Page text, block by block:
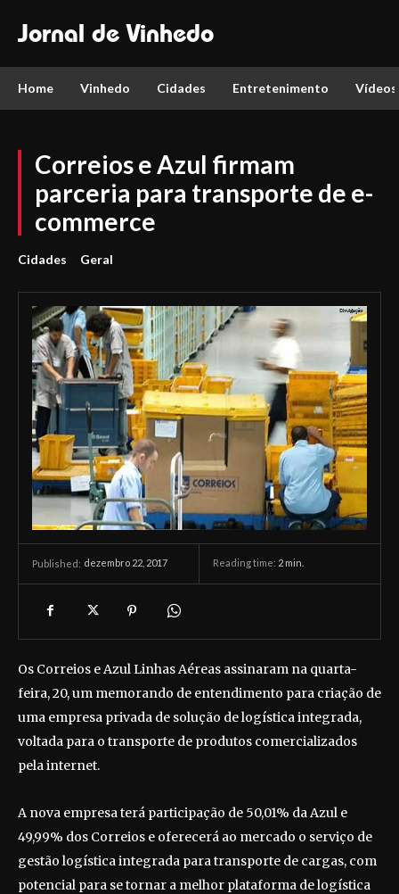
Jornal de Vinhedo
Home Vinhedo Cidades Entretenimento Vídeos
Correios e Azul firmam
parceria para transporte de e-
commerce
Cidades Geral
Published: dezembro 22, 2017 Reading time: 2 min.
Os Correios e Azul Linhas Aéreas assinaram na quarta-
feira, 20, um memorando de entendimento para criação de
uma empresa privada de solução de logística integrada,
voltada para o transporte de produtos comercializados
pela internet.
A nova empresa terá participação de 50,01% da Azul e
49,99% dos Correios e oferecerá ao mercado o serviço de
gestão logística integrada para transporte de cargas, com
potencial para se tornar a melhor plataforma de logística